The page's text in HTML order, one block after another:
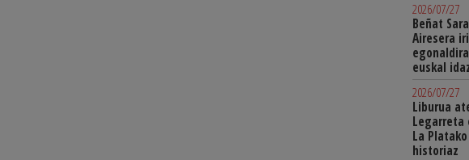
2026/07/27
Beñat
Airesera
euskal
2026/07/27
Liburua
Legarreta
La
historiaz